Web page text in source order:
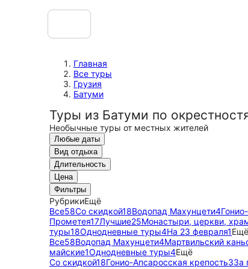
Главная
Все туры
Грузия
Батуми
Туры из Батуми по
Необычные туры от местных жителей
Любые даты
Вид отдыха
Длительность
Цена
Фильтры
РубрикиЕщё
Все58Со скидкой18Водопад Махунцети4
Прометея17Лучшие25Монастыри, церкви,
туры18Однодневные туры4На 23 февраля1Ещё
Все58Водопад Махунцети4Мартвильский
майские1Однодневные туры4Ещё
Со скидкой18Гонио-Апсаросская крепость3За